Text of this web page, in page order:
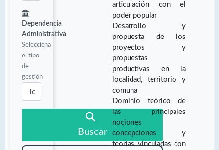
Dependencia
Administrativa
Selecciona
el tipo
de
gestión
Buscar
articulación con el
poder popular
Desarrollo y
propuesta de los
proyectos y
propuestas
productivas en la
localidad, territorio y
comuna
Dominio teórico de
las principales
nociones
concepciones y
teorías vinculadas con